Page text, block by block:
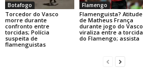
Botafogo
Torcedor do Vasco
morre durante
confronto entre
torcidas; Polícia
suspeita de
flamenguistas
Flamengo
Flamenguista? Atitude
de Matheus França
durante jogo do Vasco
viraliza entre a torcida
do Flamengo; assista